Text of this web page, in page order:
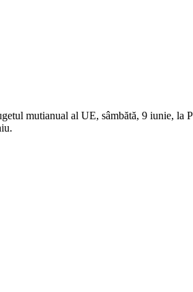
mutianual al UE, sâmbătă, 9 iunie, la